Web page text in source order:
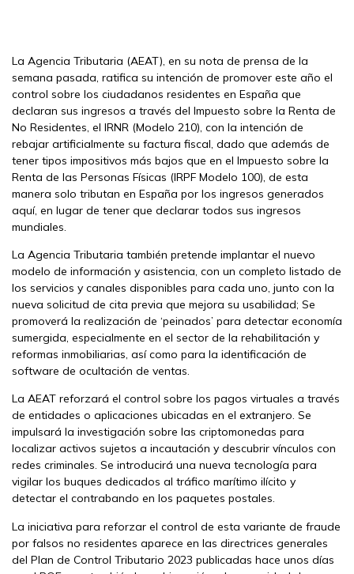
La Agencia Tributaria (AEAT), en su nota de prensa de la
semana pasada, ratifica su intención de promover este año el
control sobre los ciudadanos residentes en España que
declaran sus ingresos a través del Impuesto sobre la Renta de
No Residentes, el IRNR (Modelo 210), con la intención de
rebajar artificialmente su factura fiscal, dado que además de
tener tipos impositivos más bajos que en el Impuesto sobre la
Renta de las Personas Físicas (IRPF Modelo 100), de esta
manera solo tributan en España por los ingresos generados
aquí, en lugar de tener que declarar todos sus ingresos
mundiales.
La Agencia Tributaria también pretende implantar el nuevo
modelo de información y asistencia, con un completo listado de
los servicios y canales disponibles para cada uno, junto con la
nueva solicitud de cita previa que mejora su usabilidad; Se
promoverá la realización de ‘peinados’ para detectar economía
sumergida, especialmente en el sector de la rehabilitación y
reformas inmobiliarias, así como para la identificación de
software de ocultación de ventas.
La AEAT reforzará el control sobre los pagos virtuales a través
de entidades o aplicaciones ubicadas en el extranjero. Se
impulsará la investigación sobre las criptomonedas para
localizar activos sujetos a incautación y descubrir vínculos con
redes criminales. Se introducirá una nueva tecnología para
vigilar los buques dedicados al tráfico marítimo ilícito y
detectar el contrabando en los paquetes postales.
La iniciativa para reforzar el control de esta variante de fraude
por falsos no residentes aparece en las directrices generales
del Plan de Control Tributario 2023 publicadas hace unos días